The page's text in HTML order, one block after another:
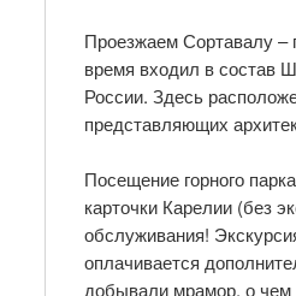
Проезжаем Сортавалу –
время входил в состав
России. Здесь
представляющих
Посещение горного
карточки Карелии (без
обслуживания!
оплачивается
добывали мрамор, о